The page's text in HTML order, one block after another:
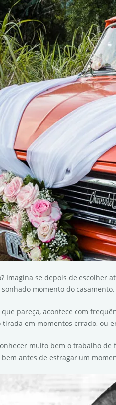
Imagina se depois de escolher
momento do casamento.
que pareça, acontece com
tirada em momentos errado,
muito bem o trabalho
antes de estragar um